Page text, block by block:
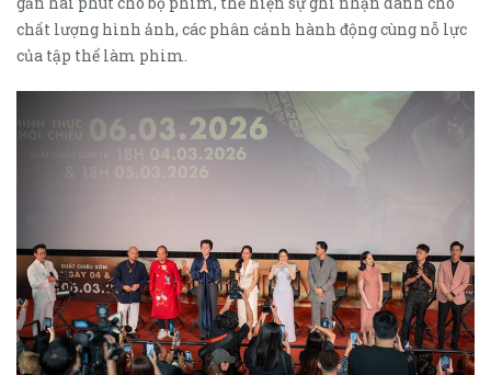
chất lượng hình ảnh, các phân cảnh hành động cùng nỗ lực
của tập thể làm phim.